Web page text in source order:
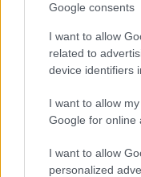
Google consents
I want to allow
related to
device identifiers
I want to allow
Google for online
I want to allow
personalized
Italia, cultura e soft
patrimonio